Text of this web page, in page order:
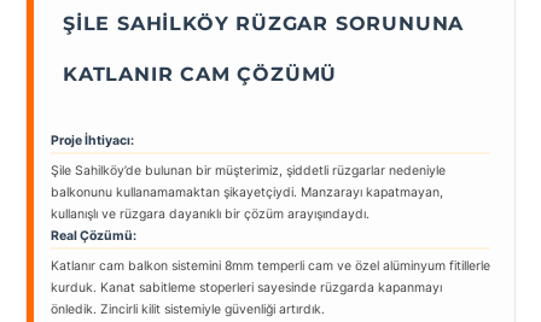
ŞILE SAHILKÖY RÜZGAR SORUNUNA
KATLANIR CAM ÇÖZÜMÜ
Proje İhtiyacı:
Şile Sahilköy’de bulunan bir müşterimiz, şiddetli rüzgarlar nedeniyle
balkonunu kullanamamaktan şikayetçiydi. Manzarayı kapatmayan,
kullanışlı ve rüzgara dayanıklı bir çözüm arayışındaydı.
Real Çözümü:
Katlanır cam balkon sistemini 8mm temperli cam ve özel alüminyum fitillerle
kurduk. Kanat sabitleme stoperleri sayesinde rüzgarda kapanmayı
önledik. Zincirli kilit sistemiyle güvenliği artırdık.